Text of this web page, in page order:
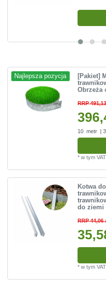
Najlepsza pozycja
[Pakiet]
Obrzeża
RRP
10 metr |
*w tym VAT
Kotwa
do ziemi
RRP 44,06
*w tym VAT